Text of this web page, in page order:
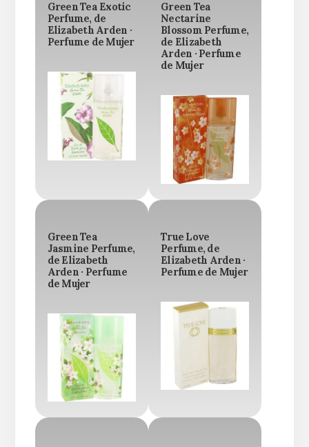
Green Tea Exotic
Perfume, de
Elizabeth Arden ·
Perfume de Mujer
Green Tea
Nectarine
Blossom Perfume,
de Elizabeth
Arden · Perfume
de Mujer
Green Tea
Jasmine Perfume,
de Elizabeth
Arden · Perfume
de Mujer
True Love
Perfume, de
Elizabeth Arden ·
Perfume de Mujer